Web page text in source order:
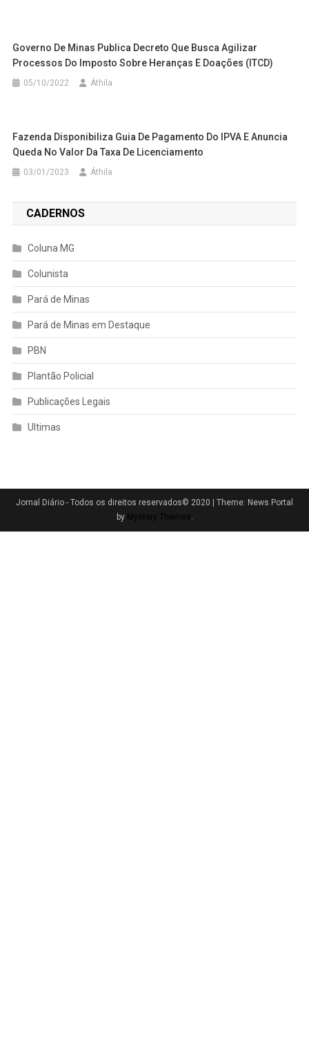
Governo De Minas Publica Decreto Que Busca Agilizar
Processos Do Imposto Sobre Heranças E Doações (ITCD)
05/10/2022 Áthila
Fazenda Disponibiliza Guia De Pagamento Do IPVA E Anuncia
Queda No Valor Da Taxa De Licenciamento
03/01/2023 Áthila
CADERNOS
Coluna MG
Colunista
Pará de Minas
Pará de Minas em Destaque
PBN
Plantão Policial
Publicações Legais
Ultimas
Jornal Diário - Todos os direitos reservados© 2020
Theme: News Portal
by Mystery Themes .